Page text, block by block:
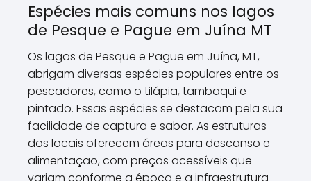
Espécies mais comuns nos lagos
de Pesque e Pague em Juína MT
Os lagos de Pesque e Pague em Juína, MT,
abrigam diversas espécies populares entre os
pescadores, como o tilápia, tambaqui e
pintado. Essas espécies se destacam pela sua
facilidade de captura e sabor. As estruturas
dos locais oferecem áreas para descanso e
alimentação, com preços acessíveis que
variam conforme a época e a infraestrutura